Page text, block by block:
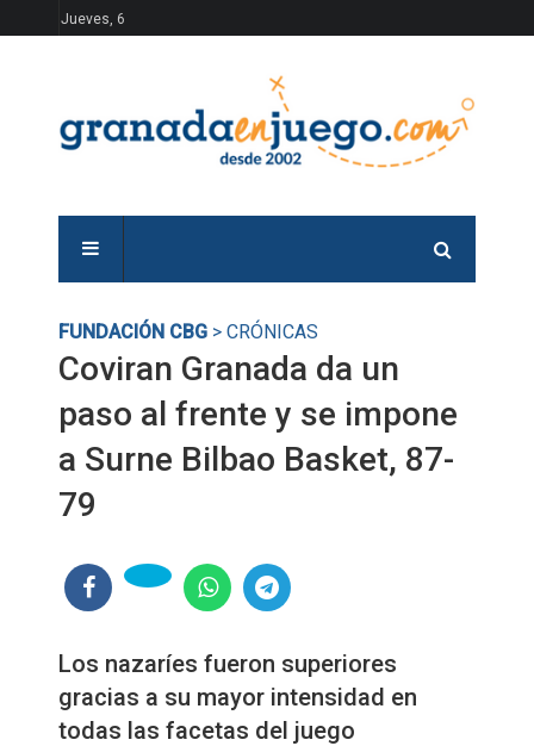
Jueves, 6
FUNDACIÓN CBG > CRÓNICAS
Coviran Granada da un
paso al frente y se impone
a Surne Bilbao Basket, 87-
79
Los nazaríes fueron superiores
gracias a su mayor intensidad en
todas las facetas del juego